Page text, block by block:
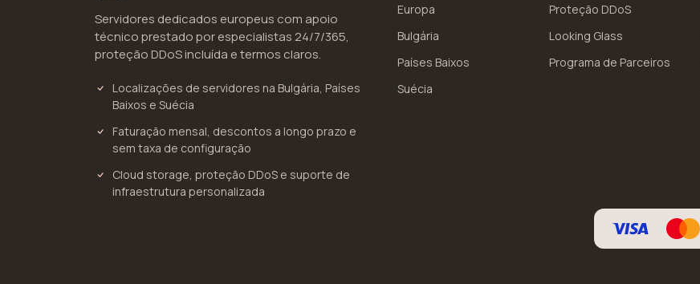
Servidores dedicados europeus com apoio
técnico prestado por especialistas 24/7/365,
proteção DDoS incluída e termos claros.
Localizações de servidores na Bulgária, Países
Baixos e Suécia
Faturação mensal, descontos a longo prazo e
sem taxa de configuração
Cloud storage, proteção DDoS e suporte de
infraestrutura personalizada
Europa
Bulgária
Países Baixos
Suécia
Proteção DDoS
Looking Glass
Programa de Parceiros